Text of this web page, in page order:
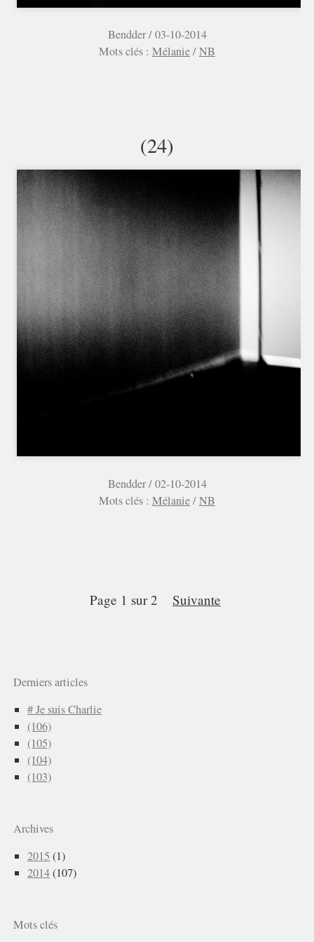
Bendder /03-10-2014
Mots clés : Mélanie/NB
(24)
Bendder /02-10-2014
Mots clés : Mélanie/NB
page 1 sur 2 suivante
Derniers articles
# Je suis Charlie
(106)
(105)
(104)
(103)
Archives
2015 (1)
2014(107)
Mots clés